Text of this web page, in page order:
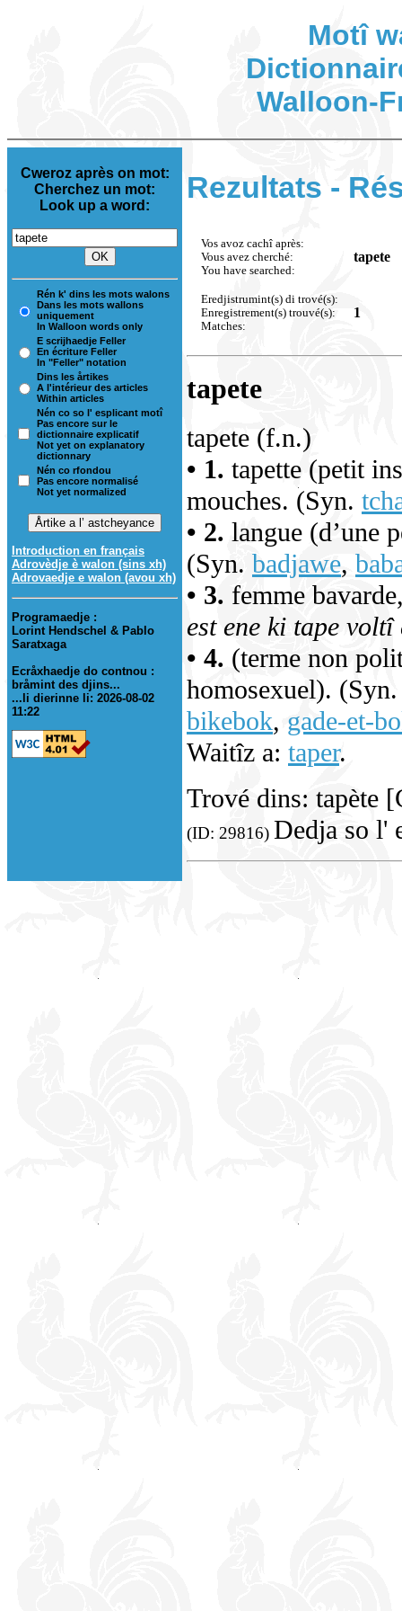
Motî
Walloon-
Cweroz après on mot:
Cherchez un mot:
Look up a word:
Rén k' dins les mots walons
Dans les mots wallons
uniquement
In Walloon words only
E scrijhaedje Feller
En écriture Feller
In "Feller" notation
Dins les årtikes
A l'intérieur des articles
Within articles
Nén co so l' esplicant motî
Pas encore sur le
dictionnaire explicatif
Not yet on explanatory
dictionnary
Nén co rfondou
Pas encore normalisé
Not yet normalized
Introduction en français
Adrovèdje è walon (sins xh)
Adrovaedje e walon (avou xh)
Programaedje :
Lorint Hendschel & Pablo
Saratxaga
Ecråxhaedje do contnou :
bråmint des djins...
...li dierinne li: 2026-08-02
11:22
Rezultats -
Vos avoz cachî après:
Vous avez cherché:
You have searched:
tapete
Eredjistrumint(s) di trové(s):
Enregistrement(s) trouvé(s):
Matches:
1
tapete
tapete (f.n.)
• 1. tapette (petit
mouches. (Syn.
• 2. langue (d’une
(Syn. badjawe,
• 3. femme
est ene ki tape voltî
• 4. (terme non
homosexuel).
bikebok, gade-et-
Waitîz a: taper.
Trové dins: tapète
(ID: 29816) Dedja so l'